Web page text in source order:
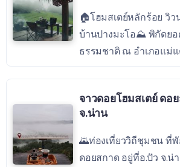
🏠โฮมสเตย์หลักร้อย วิ
บ้านปางมะโอ⛰ พิกัดย
ธรรมชาติ ณ อำเภอแม่แ
จาวดอยโฮมสเตย์ ดอ
จ.น่าน
🌄ท่องเที่ยววิถีชุมชน ที่
ดอยสกาด อยู่ที่อ.ปัว จ.